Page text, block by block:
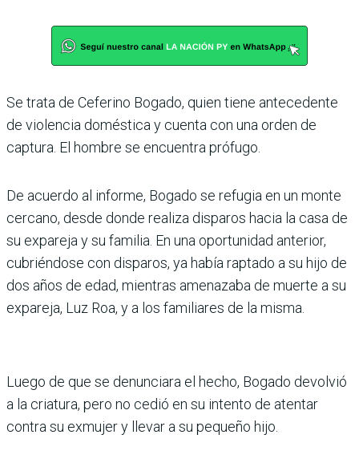
Se trata de Ceferino Bogado, quien tiene antecedente
de violencia doméstica y cuenta con una orden de
captura. El hombre se encuentra prófugo.
De acuerdo al informe, Bogado se refugia en un monte
cercano, desde donde realiza disparos hacia la casa de
su expareja y su familia. En una oportunidad anterior,
cubriéndose con disparos, ya había raptado a su hijo de
dos años de edad, mientras amenazaba de muerte a su
expareja, Luz Roa, y a los familiares de la misma.
Luego de que se denunciara el hecho, Bogado devolvió
a la criatura, pero no cedió en su intento de atentar
contra su exmujer y llevar a su pequeño hijo.